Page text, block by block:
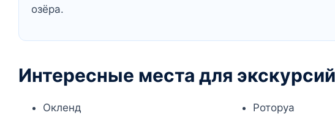
озёра.
Интересные места для
Окленд
Роторуа